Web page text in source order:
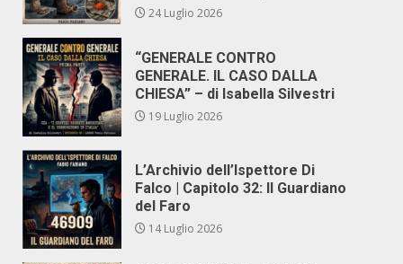
24 Luglio 2026
“GENERALE CONTRO
GENERALE. IL CASO DALLA
CHIESA” – di Isabella Silvestri
19 Luglio 2026
L’Archivio dell’Ispettore Di
Falco | Capitolo 32: Il Guardiano
del Faro
14 Luglio 2026